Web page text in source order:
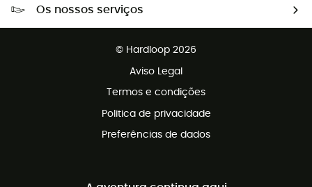
Os nossos serviços
© Hardloop 2026
Aviso Legal
Termos e condições
Politica de privacidade
Preferências de dados